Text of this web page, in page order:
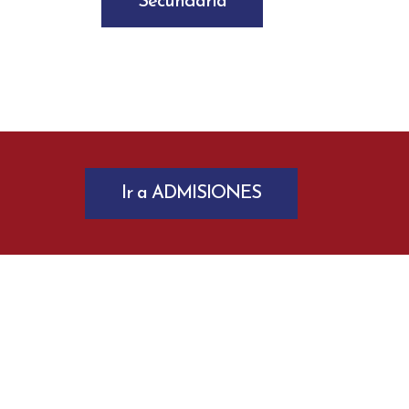
Ir a ADMISIONES